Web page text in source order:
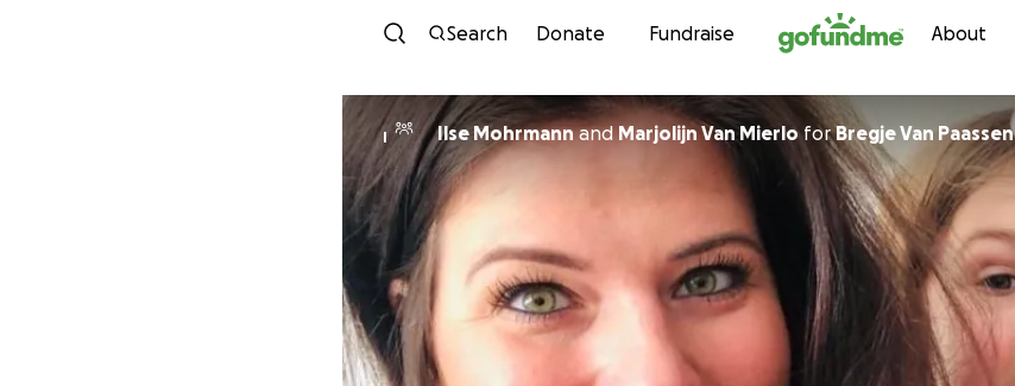
Skip to content
Search Donate Fundraise About
I Ilse MohrmannandMarjolijn Van MierloforBregje Van Paassen